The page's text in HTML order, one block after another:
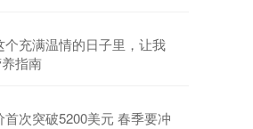
个充满温情的日子里，让我
指南
次突破5200美元 春季要冲